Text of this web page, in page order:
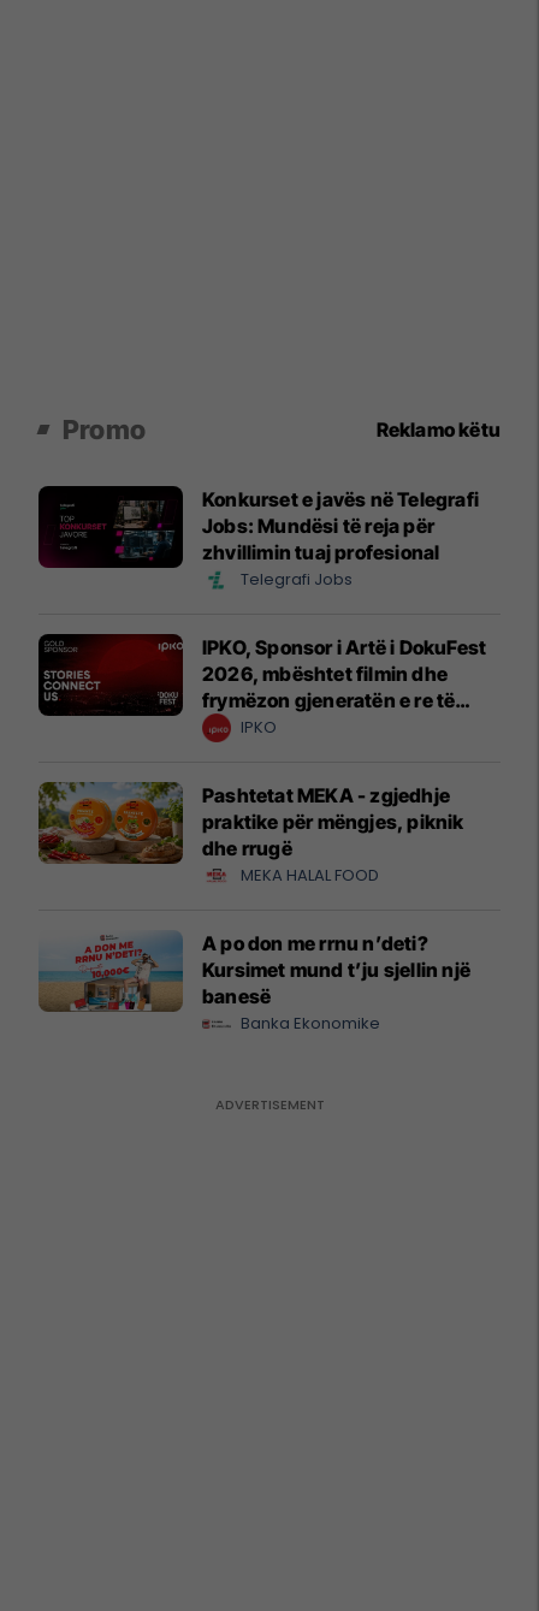
Promo Reklamo këtu
Konkurset e javës në Telegrafi
Jobs: Mundësi të reja për
zhvillimin tuaj profesional
Telegrafi Jobs
IPKO, Sponsor i Artë i DokuFest
2026, mbështet filmin dhe
frymëzon gjeneratën e re të
krijuesve
IPKO
Pashtetat MEKA - zgjedhje
praktike për mëngjes, piknik
dhe rrugë
MEKA HALAL FOOD
A po don me rrnu n’deti?
Kursimet mund t’ju sjellin një
banesë
Banka Ekonomike